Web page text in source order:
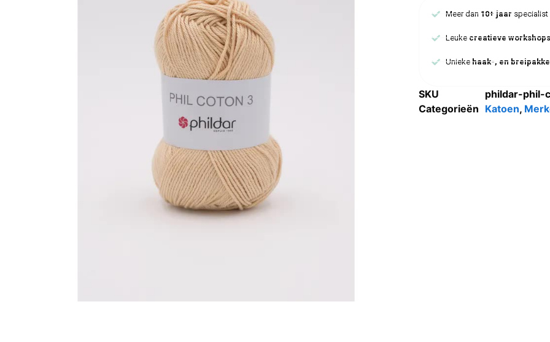
Meer dan 10+ jaar specialist
Leuke creatieve workshops
Uniekehaak-, en
SKU
phildar-phil-
Categorieën Katoen,